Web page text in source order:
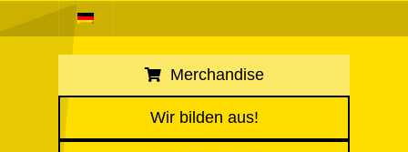
Merchandise
Wir bilden aus!